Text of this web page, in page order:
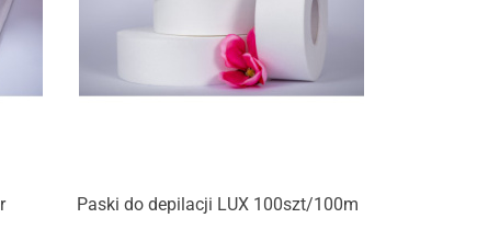
Paski do depilacji LUX 100szt/100m